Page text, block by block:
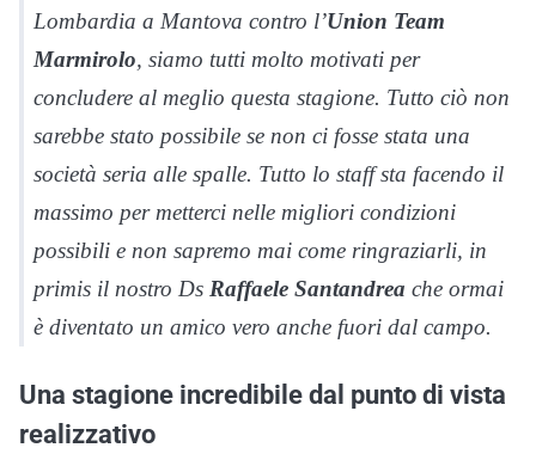
Lombardia a Mantova contro l’Union Team
Marmirolo, siamo tutti molto motivati per
concludere al meglio questa stagione. Tutto ciò non
sarebbe stato possibile se non ci fosse stata una
società seria alle spalle. Tutto lo staff sta facendo il
massimo per metterci nelle migliori condizioni
possibili e non sapremo mai come ringraziarli, in
primis il nostro Ds Raffaele Santandrea che ormai
è diventato un amico vero anche fuori dal campo.
Una stagione incredibile dal punto di vista
realizzativo